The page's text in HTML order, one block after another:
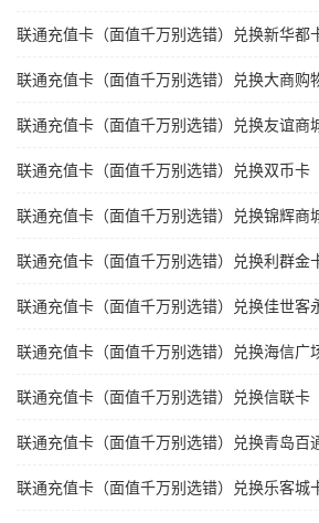
联通充值卡（面值千万别选错）兑换新华都
联通充值卡（面值千万别选错）兑换大商购
联通充值卡（面值千万别选错）兑换友谊商
联通充值卡（面值千万别选错）兑换双币卡
联通充值卡（面值千万别选错）兑换锦辉商
联通充值卡（面值千万别选错）兑换利群金
联通充值卡（面值千万别选错）兑换佳世客
联通充值卡（面值千万别选错）兑换海信广
联通充值卡（面值千万别选错）兑换信联卡
联通充值卡（面值千万别选错）兑换青岛百
联通充值卡（面值千万别选错）兑换乐客城